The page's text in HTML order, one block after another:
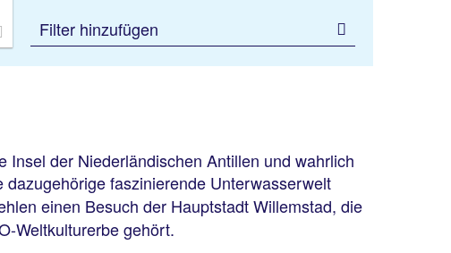
Filter hinzufügen
der Niederländischen Antillen und wahrlich
dazugehörige faszinierende Unterwasserwelt
einen Besuch der Hauptstadt Willemstad, die
Weltkulturerbe gehört.